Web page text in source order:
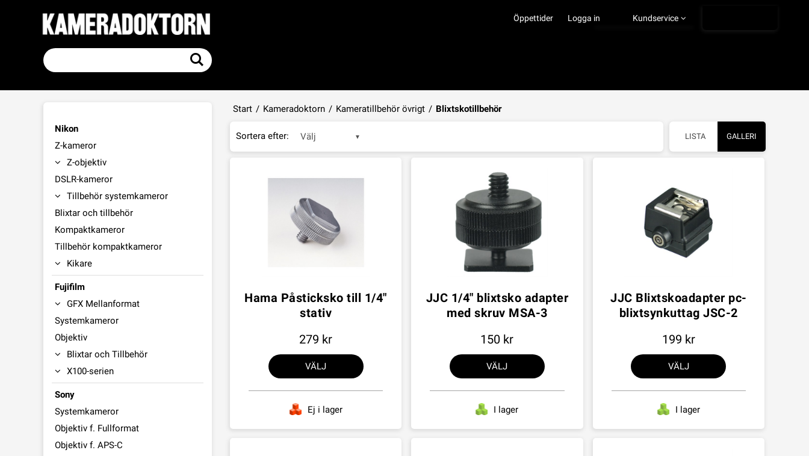
Öppettider Kundservice
Ångra köp
Logga in
Start / Kameradoktorn / Kameratillbehör övrigt / Blixtskotillbehör
Nikon
Z-kameror
Z-objektiv
DSLR-kameror
Tillbehör systemkameror
Blixtar och tillbehör
Kompaktkameror
Tillbehör kompaktkameror
Kikare
Fujifilm
GFX Mellanformat
Systemkameror
Objektiv
Blixtar och Tillbehör
X100-serien
Sony
Systemkameror
Objektiv f. Fullformat
Objektiv f. APS-C
Sortera efter: Välj LISTA GALLERI
Hama Påsticksko till 1/4"
stativ
279
VÄLJ
Ej i lager
JJC 1/4" blixtsko adapter
med skruv MSA-3
150
VÄLJ
I lager
JJC Blixtskoadapter pc-
blixtsynkuttag JSC-2
199
VÄLJ
I lager